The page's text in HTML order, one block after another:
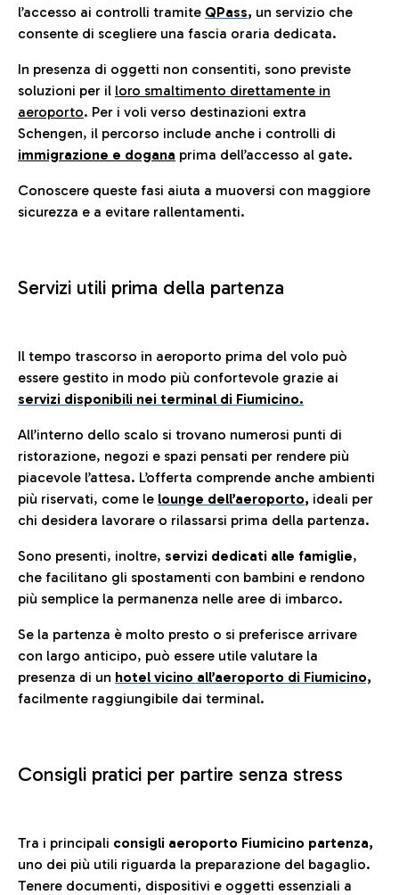
l’accesso ai controlli tramite QPass, un servizio che
consente di scegliere una fascia oraria dedicata.
In presenza di oggetti non consentiti, sono previste
soluzioni per il loro smaltimento direttamente in
aeroporto. Per i voli verso destinazioni extra
Schengen, il percorso include anche i controlli di
immigrazione e dogana prima dell’accesso al gate.
Conoscere queste fasi aiuta a muoversi con maggiore
sicurezza e a evitare rallentamenti.
Servizi utili prima della partenza
Il tempo trascorso in aeroporto prima del volo può
essere gestito in modo più confortevole grazie ai
servizi disponibili nei terminal di Fiumicino.
All’interno dello scalo si trovano numerosi punti di
ristorazione, negozi e spazi pensati per rendere più
piacevole l’attesa. L’offerta comprende anche ambienti
più riservati, come le lounge dell’aeroporto, ideali per
chi desidera lavorare o rilassarsi prima della partenza.
Sono presenti, inoltre, servizi dedicati alle famiglie,
che facilitano gli spostamenti con bambini e rendono
più semplice la permanenza nelle aree di imbarco.
Se la partenza è molto presto o si preferisce arrivare
con largo anticipo, può essere utile valutare la
presenza di un hotel vicino all’aeroporto di Fiumicino,
facilmente raggiungibile dai terminal.
Consigli pratici per partire senza stress
Tra i principali consigli aeroporto Fiumicino partenza,
uno dei più utili riguarda la preparazione del bagaglio.
Tenere documenti, dispositivi e oggetti essenziali a